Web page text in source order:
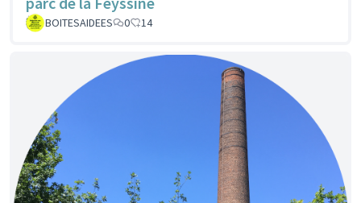
BOITESAIDEES 0 14